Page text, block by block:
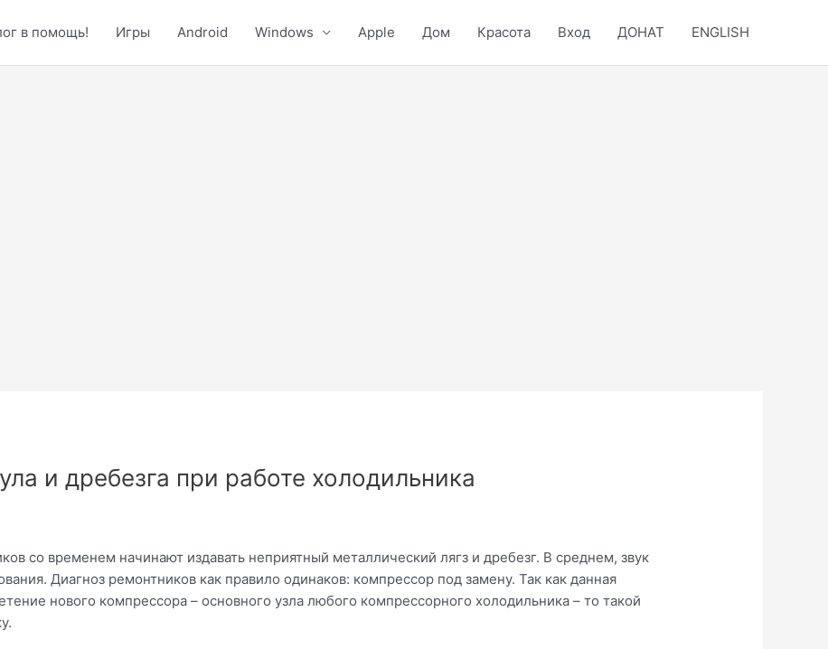
в помощь! Игры Android Windows Apple Дом Красота Вход ДОНАТ ENGLISH
и дребезга при работе холодильника
со временем начинают издавать неприятный металлический лягз и дребезг. В среднем, звук
Диагноз ремонтников как правило одинаков: компрессор под замену. Так как данная
нового компрессора – основного узла любого компрессорного холодильника – то такой